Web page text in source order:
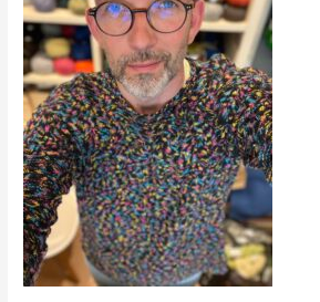
Frühstück
französischer
Art
weihnachtliche
Strick-
Frühstück
französischer
Art